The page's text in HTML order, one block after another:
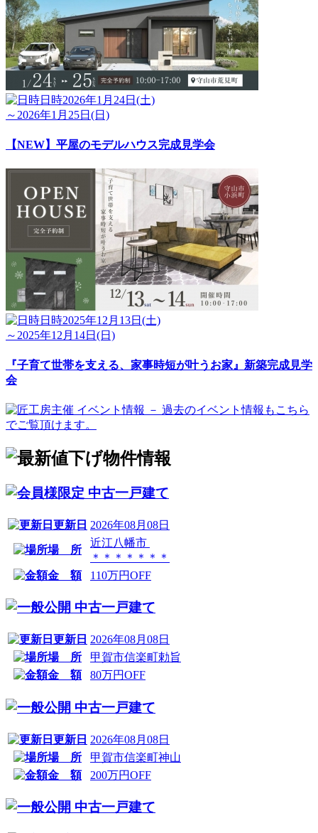
日時2026年1月24日(土)
～2026年1月25日(日)
【NEW】平屋のモデルハウス完成見学会
日時2025年12月13日(土)
～2025年12月14日(日)
『子育て世帯を支える、家事時短が叶うお家』新築完成見学
会
中古一戸建て
更新日 2026年08月08日
場 所
近江八幡市
＊＊＊＊＊＊＊
金 額
110万円OFF
中古一戸建て
更新日 2026年08月08日
場 所
甲賀市信楽町勅旨
金 額
80万円OFF
中古一戸建て
更新日 2026年08月08日
場 所
甲賀市信楽町神山
金 額
200万円OFF
中古一戸建て